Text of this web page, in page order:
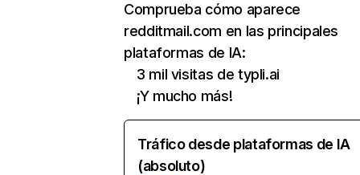
Comprueba cómo aparece
redditmail.com en las principales
plataformas de IA:
3 mil visitas de typli.ai
¡Y mucho más!
Tráfico desde plataformas de IA
(absoluto)